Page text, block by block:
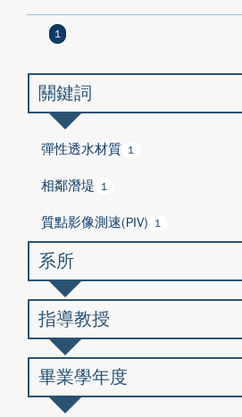
1
關鍵詞
彈性透水材質 1
相鄰潛堤 1
質點影像測速(PIV) 1
系所
指導教授
畢業學年度